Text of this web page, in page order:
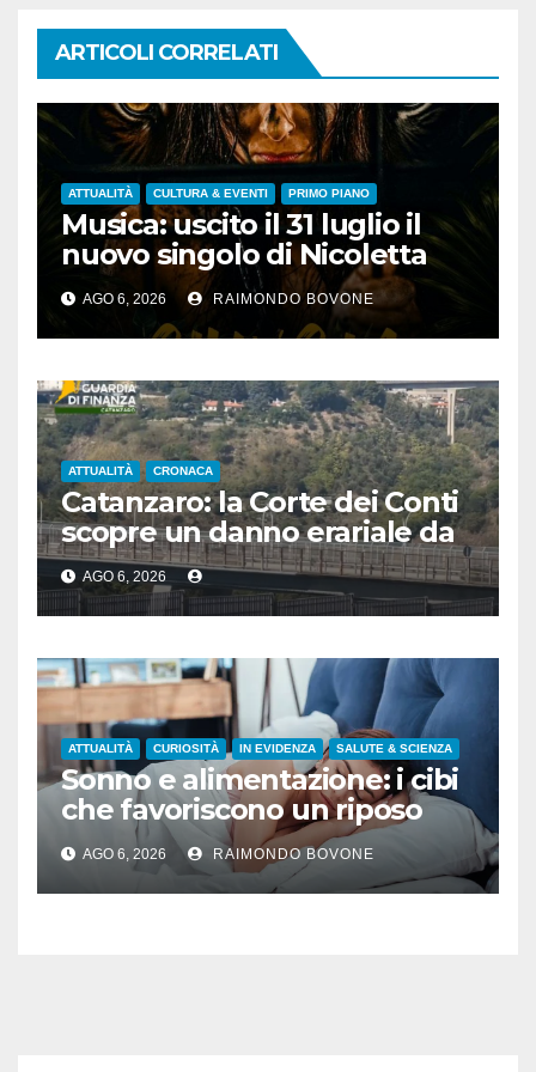
ARTICOLI CORRELATI
ATTUALITÀ CULTURA & EVENTI PRIMO PIANO
Musica: uscito il 31 luglio il
nuovo singolo di Nicoletta
Pedrini, ‘Giungla’
AGO 6, 2026 RAIMONDO BOVONE
ATTUALITÀ CRONACA
Catanzaro: la Corte dei Conti
scopre un danno erariale da
600.000 euro sui depuratori
AGO 6, 2026
ATTUALITÀ CURIOSITÀ IN EVIDENZA SALUTE & SCIENZA
Sonno e alimentazione: i cibi
che favoriscono un riposo
naturale
AGO 6, 2026 RAIMONDO BOVONE